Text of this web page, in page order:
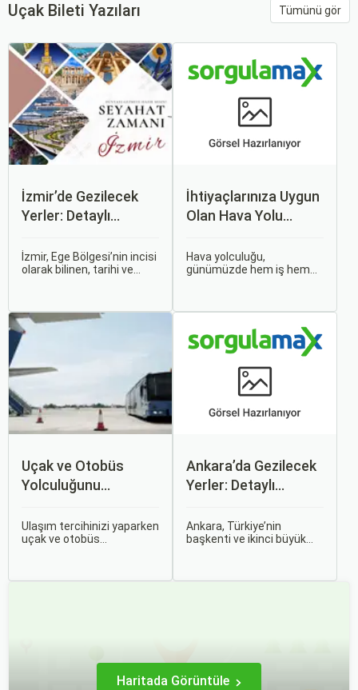
Uçak Bileti Yazıları Tümünü gör
İzmir’de Gezilecek
Yerler: Detaylı
İzmir, Ege Bölgesi’nin incisi
olarak bilinen, tarihi ve
bir şehirdir. Türkiye’nin en
büyük üçüncü şehri olan
ve renkli gece hayatı ile
ziyaretçilerine unutulmaz
deneyimler sunmaktadır.
İhtiyaçlarınıza Uygun
Olan Hava Yolu
Seçersiniz?
Hava yolculuğu,
günümüzde hem iş hem
firması sunduğu hizmetler
ve fiyatlandırma politikaları
açısından farklılık gösterir.
Uçak ve Otobüs
Yolculuğunu
Sizin İçin Uygun?
Ulaşım tercihinizi yaparken
uçak ve otobüs
Ankara’da Gezilecek
Yerler: Detaylı
Ankara, Türkiye’nin
başkenti ve ikinci büyük
imkanları sunmaktadır.
Haritada Görüntüle